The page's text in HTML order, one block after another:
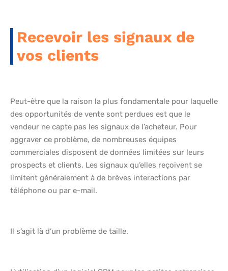
Recevoir les signaux de
vos clients
Peut-être que la raison la plus fondamentale pour laquelle
des opportunités de vente sont perdues est que le
vendeur ne capte pas les signaux de l’acheteur. Pour
aggraver ce problème, de nombreuses équipes
commerciales disposent de données limitées sur leurs
prospects et clients. Les signaux qu’elles reçoivent se
limitent généralement à de brèves interactions par
téléphone ou par e-mail.
Il s’agit là d’un problème de taille.